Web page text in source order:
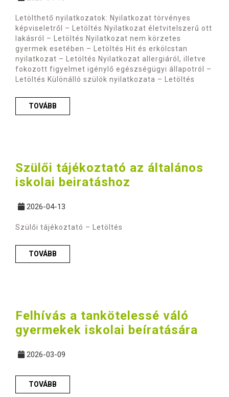
Letölthető nyilatkozatok: Nyilatkozat törvényes
képviseletről – Letöltés Nyilatkozat életvitelszerű ott
lakásról – Letöltés Nyilatkozat nem körzetes
gyermek esetében – Letöltés Hit és erkölcstan
nyilatkozat – Letöltés Nyilatkozat allergiáról, illetve
fokozott figyelmet igénylő egészségügyi állapotról –
Letöltés Különálló szülök nyilatkozata – Letöltés
TOVÁBB
Szülői tájékoztató az általános
iskolai beiratáshoz
2026-04-13
Szülői tájékoztató – Letöltés
TOVÁBB
Felhívás a tankötelessé váló
gyermekek iskolai beíratására
2026-03-09
TOVÁBB